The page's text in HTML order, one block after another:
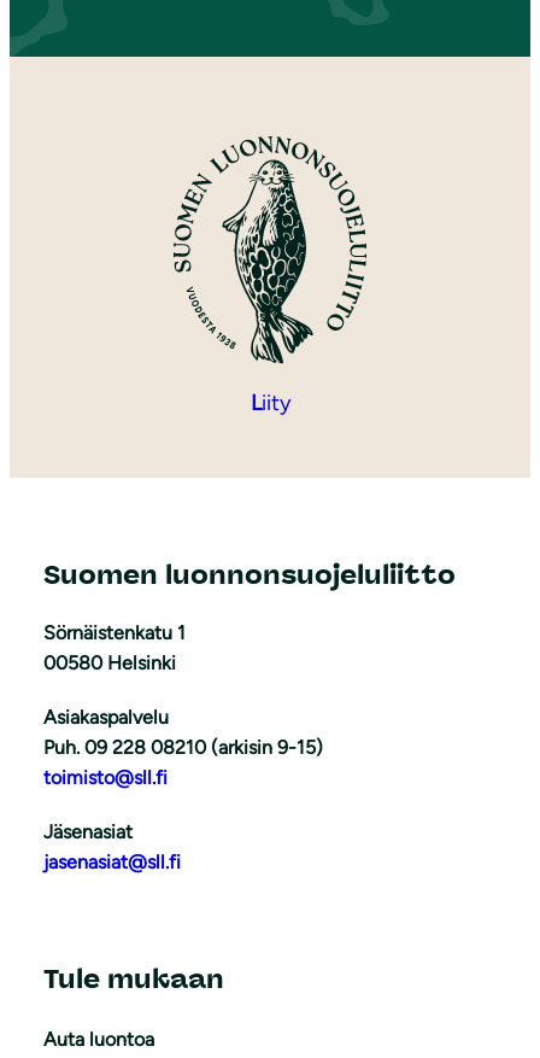
Liity
Suomen luonnonsuojeluliitto
Sörnäistenkatu 1
00580 Helsinki
Asiakaspalvelu
Puh. 09 228 08210 (arkisin 9-15)
toimisto@sll.fi
Jäsenasiat
jasenasiat@sll.fi
Tule mukaan
Auta luontoa